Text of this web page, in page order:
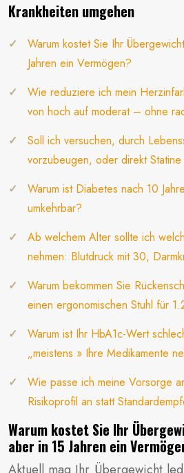
Krankheiten umgehen
Warum kostet Sie Ihr
Jahren ein Vermögen?
Wie reduziere ich mein
von hoch auf moderat – ohne
Soll ich versuchen, durch
vorzubeugen, oder direkt Statine
Warum ist Diabetes nach 10
umkehrbar?
Ab welchem Alter sollte ich
nehmen: Blutdruck mit 30,
Warum bekommen Sie
einen ergonomischen Stuhl für
Warum ist Ihr HbA1c-Wert
„meistens » Ihre Medikamente
Wie passe ich meine Vorsorge
Risikoprofil an statt
Warum kostet Sie Ihr
aber in 15 Jahren ein